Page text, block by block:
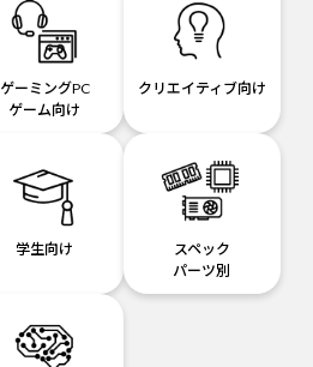
ゲーミングPC
ゲーム向け
クリエイティブ向け
学生向け
スペック
パーツ別